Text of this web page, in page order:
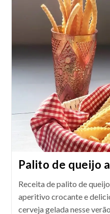
Pro-
Nóbis
No
Liquidificador
Palito de queijo
Receita de palito de
aperitivo crocante e
cerveja gelada nesse verão.